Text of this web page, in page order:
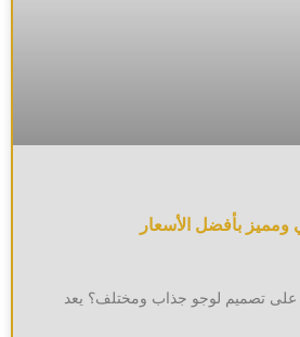
بأفضل الأسعار
تصميم لوجو جذاب ومختلف؟ يعد